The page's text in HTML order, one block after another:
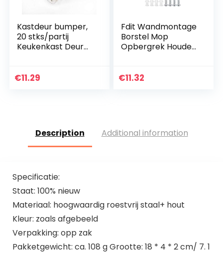
Kastdeur bumper,
20 stks/partij
Keukenkast Deur
Demper Buffers
€11.29
Fdit Wandmontage
Borstel Mop
Opbergrek Houder
V7/V8/V10
€11.32
Description Additional information
Specificatie:
Staat: 100% nieuw
Materiaal: hoogwaardig roestvrij staal+ hout
Kleur: zoals afgebeeld
Verpakking: opp zak
Pakketgewicht: ca. 108 g Grootte: 18 * 4 * 2 cm/ 7. 1